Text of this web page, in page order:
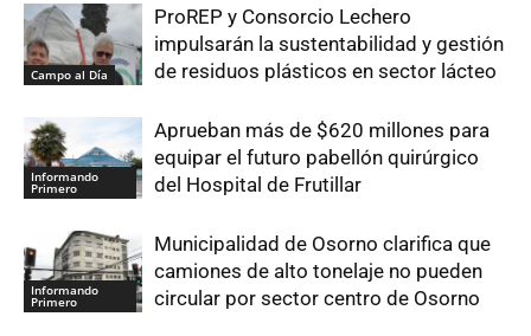
Campo al Día
ProREP y Consorcio Lechero
impulsarán la sustentabilidad y gestión
de residuos plásticos en sector lácteo
Informando
Primero
Aprueban más de $620 millones para
equipar el futuro pabellón quirúrgico
del Hospital de Frutillar
Informando
Primero
Municipalidad de Osorno clarifica que
camiones de alto tonelaje no pueden
circular por sector centro de Osorno